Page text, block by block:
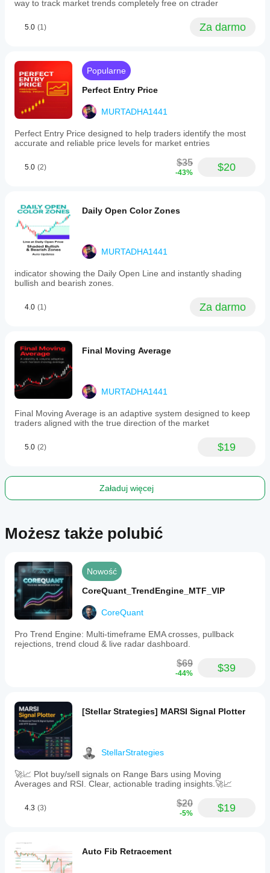
and
boost
tool
applicable
across
various
markets
including
commodities,
stocks,
cryptocurrencies,
such
as
scalping
and
breakout
trading.
aims
to
with
into
market
dynamics
simple
price
action.
Profil wskaźnika
way to track market trends completely free on ctrader
5.0 (1) Za darmo
Popularne
Perfect Entry Price
MURTADHA1441
Perfect Entry Price designed to help traders identify the most
accurate and reliable price levels for market entries
5.0 (2) $35
-43% $20
Daily Open Color Zones
MURTADHA1441
indicator showing the Daily Open Line and instantly shading
bullish and bearish zones.
4.0 (1) Za darmo
Final Moving Average
MURTADHA1441
Final Moving Average is an adaptive system designed to keep
traders aligned with the true direction of the market
5.0 (2) $19
Załaduj więcej
Możesz także polubić
Nowość
CoreQuant_TrendEngine_MTF_VIP
CoreQuant
Pro Trend Engine: Multi-timeframe EMA crosses, pullback
rejections, trend cloud & live radar dashboard.
$69
-44% $39
[Stellar Strategies] MARSI Signal Plotter
StellarStrategies
🚀📈 Plot buy/sell signals on Range Bars using Moving
Averages and RSI. Clear, actionable trading insights.🚀📈
4.3 (3) $20
-5% $19
Auto Fib Retracement